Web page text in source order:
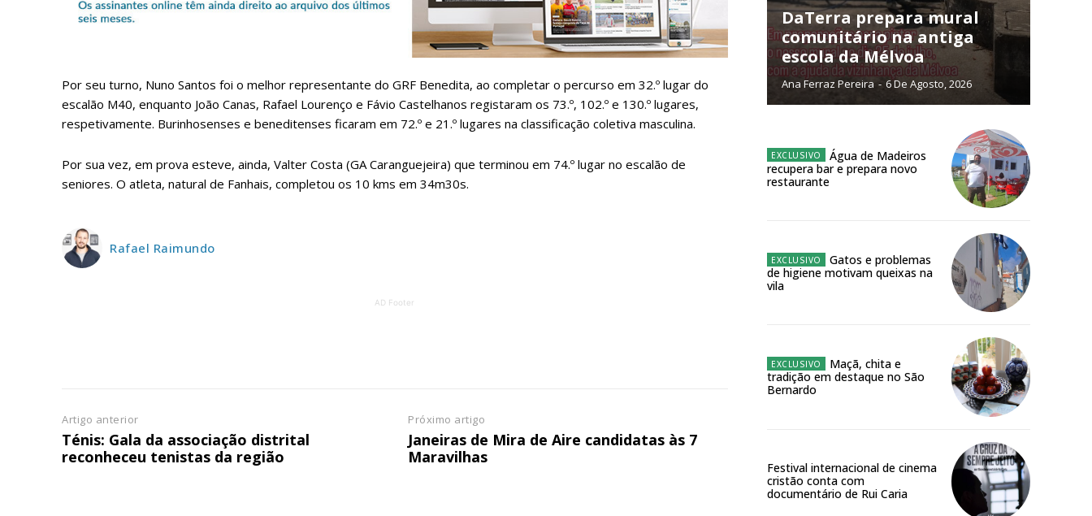
ASSINATURA
12 meses
em sua casa
Acesso ao conteúdo online
Escolha o plano
ASSINATURA
DIGITAL ANUAL
16
12 meses
Acesso ao conteúdo online
Acesso aos conteúdos Exclusivos para
Por seu turno, Nuno Santos foi o melhor representante do GRF Benedita, ao completar o percurso em 32.º lugar do
escalão M40, enquanto João Canas, Rafael Lourenço e Fávio Castelhanos registaram os 73.º, 102.º e 130.º lugares,
respetivamente. Burinhosenses e beneditenses ficaram em 72.º e 21.º lugares na classificação coletiva masculina.
Por sua vez, em prova esteve, ainda, Valter Costa (GA Caranguejeira) que terminou em 74.º lugar no escalão de
seniores. O atleta, natural de Fanhais, completou os 10 kms em 34m30s.
Rafael Raimundo
AD Footer
Artigo anterior
Ténis: Gala da associação distrital
reconheceu tenistas da região
Próximo artigo
Janeiras de Mira de Aire candidatas às 7
Maravilhas
DaTerra prepara mural
comunitário na antiga
escola da Mélvoa
Ana Ferraz Pereira - 6 De Agosto, 2026
Água de Madeiros
recupera bar e prepara novo
restaurante
Gatos e problemas
de higiene motivam queixas na
vila
Maçã, chita e
tradição em destaque no São
Bernardo
Festival internacional de cinema
cristão conta com
documentário de Rui Caria